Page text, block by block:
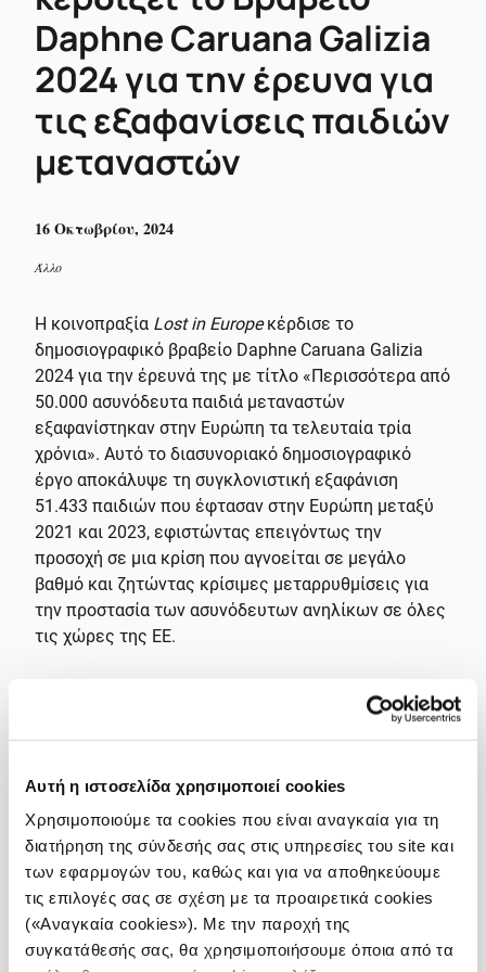
Αυτή η ιστοσελίδα χρησιμοποιεί cookies
Χρησιμοποιούμε τα cookies που είναι αναγκαία για τη
διατήρηση της σύνδεσής σας στις υπηρεσίες του site και
των εφαρμογών του, καθώς και για να αποθηκεύουμε
τις επιλογές σας σε σχέση με τα προαιρετικά cookies
(«Αναγκαία cookies»). Με την παροχή της
συγκατάθεσής σας, θα χρησιμοποιήσουμε όποια από τα
Daphne Caruana Galizia
2024 για την έρευνα για
τις εξαφανίσεις παιδιών
μεταναστών
16 Οκτωβρίου, 2024
Άλλο
Η κοινοπραξία Lost in Europeκέρδισε το
δημοσιογραφικό βραβείο Daphne Caruana Galizia
2024 για την έρευνά της με τίτλο «Περισσότερα από
50.000 ασυνόδευτα παιδιά μεταναστών
εξαφανίστηκαν στην Ευρώπη τα τελευταία τρία
χρόνια». Αυτό το διασυνοριακό δημοσιογραφικό
έργο αποκάλυψε τη συγκλονιστική εξαφάνιση
51.433 παιδιών που έφτασαν στην Ευρώπη μεταξύ
2021 και 2023, εφιστώντας επειγόντως την
προσοχή σε μια κρίση που αγνοείται σε μεγάλο
βαθμό και ζητώντας κρίσιμες μεταρρυθμίσεις για
την προστασία των ασυνόδευτων ανηλίκων σε όλες
τις χώρες της ΕΕ.
Κοινοβούλιο το 2020 και τιμά την εξαιρετική
δημοσιογραφία που υποστηρίζει τις αξίες της ΕΕ,
δημοκρατία και τα ανθρώπινα δικαιώματα. Το
βραβείο φέρει το όνομα της Daphne Caruana Galizia,
μιας θαρραλέας δημοσιογράφου που δολοφονήθηκε
το 2017, και απονέμεται κάθε χρόνο στην επέτειο
του θανάτου της, στις 16 Οκτωβρίου, στο
Ευρωπαϊκό Κοινοβούλιο στο Στρασβούργο. Το
βραβείο των 20.000 ευρώ τιμά τον ρόλο της